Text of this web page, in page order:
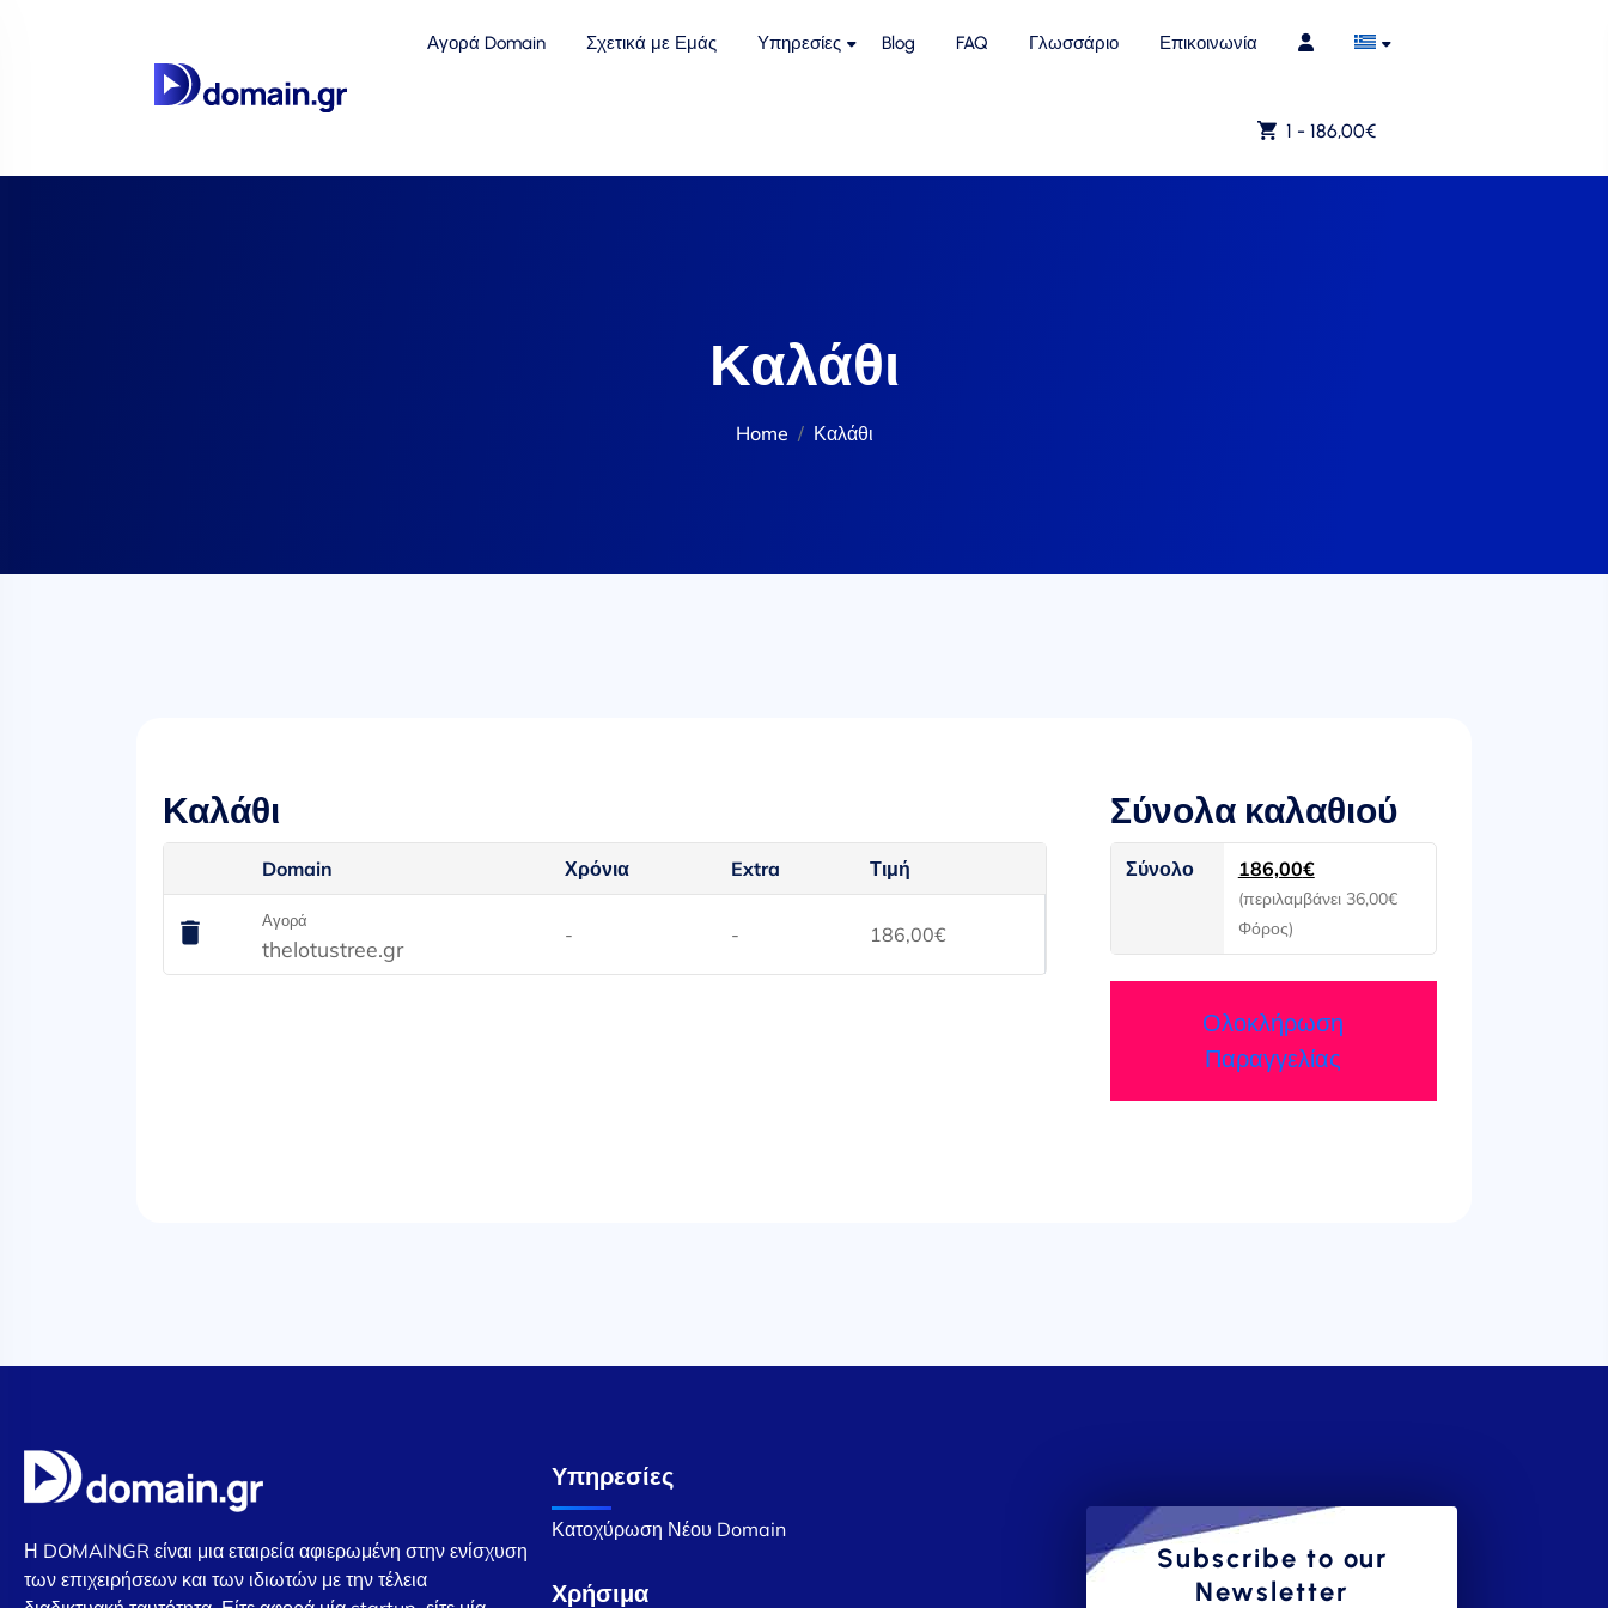
Αγορά Domain Σχετικά με Εμάς Υπηρεσίες Blog FAQ Γλωσσάριο Επικοινωνία
1 - 186,00€
Καλάθι
Home Καλάθι
Καλάθι
Domain Χρόνια Extra Τιμή
Αγορά
thelotustree.gr
- - 186,00€
Σύνολα καλαθιού
Σύνολο 186,00€
(περιλαμβάνει 36,00€
Φόρος)
Ολοκλήρωση
Παραγγελίας
Η DOMAINGR είναι μια εταιρεία αφιερωμένη στην ενίσχυση
των επιχειρήσεων και των ιδιωτών με την τέλεια
Υπηρεσίες
Κατοχύρωση Νέου Domain
Χρήσιμα
Subscribe to our
Newsletter